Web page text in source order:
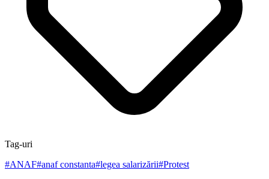
Tag-uri
#ANAF#anaf constanta#legea salarizării#Protest